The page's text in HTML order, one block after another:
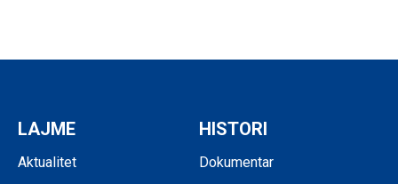
LAJME
Aktualitet
HISTORI
Dokumentar